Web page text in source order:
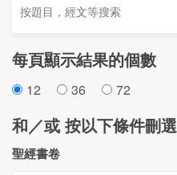
每頁顯示結果的個數
12 36 72
和／或 按以下條件刪選
聖經書卷